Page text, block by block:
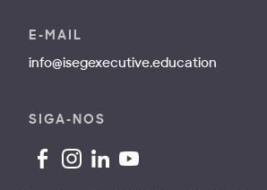
E-MAIL
info@isegexecutive.education
SIGA-NOS